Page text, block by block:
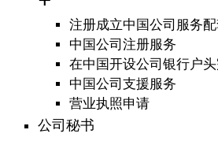
注册成立中国公司服务
中国公司注册服务
在中国开设公司银行户
中国公司支援服务
营业执照申请
公司秘书